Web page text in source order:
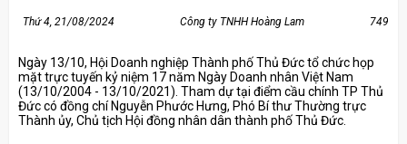
Thứ 4, 21/08/2024 Công ty TNHH Hoàng Lam 749
Ngày 13/10, Hội Doanh nghiệp Thành phố Thủ Đức tổ chức họp
mặt trực tuyến kỷ niệm 17 năm Ngày Doanh nhân Việt Nam
(13/10/2004 - 13/10/2021). Tham dự tại điểm cầu chính TP Thủ
Đức có đồng chí Nguyễn Phước Hưng, Phó Bí thư Thường trực
Thành ủy, Chủ tịch Hội đồng nhân dân thành phố Thủ Đức.